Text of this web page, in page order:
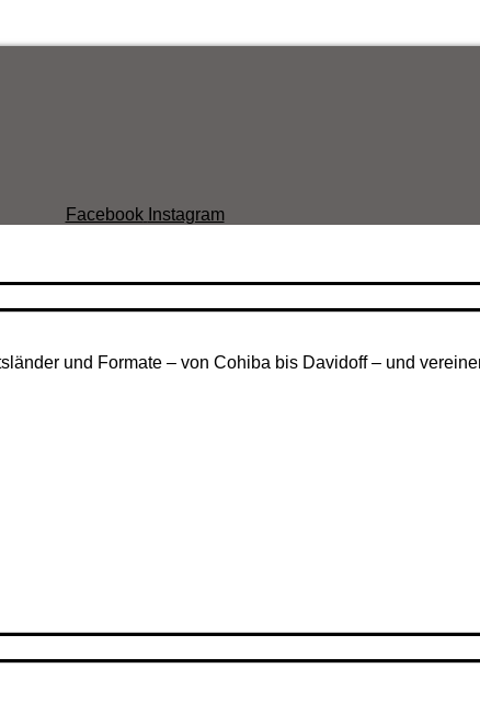
Facebook Instagram
und Formate – von Cohiba bis Davidoff – und